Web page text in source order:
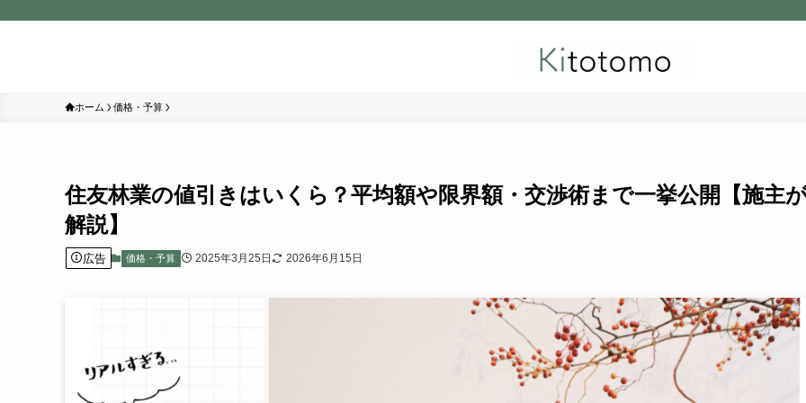
ホーム 価格・予算
住友林業の値引きはいくら？平均額や限界額・交渉術まで一挙公開【施主
解説】
広告 価格・予算 2025年3月25日 2026年6月15日